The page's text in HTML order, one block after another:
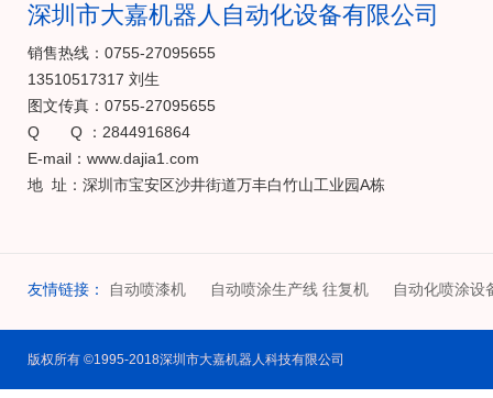
深圳市大嘉机器人自动化设备有限公司
销售热线：0755-27095655
13510517317 刘生
图文传真：0755-27095655
Q Q ：2844916864
E-mail：www.dajia1.com
地 址：深圳市宝安区沙井街道万丰白竹山工业园A栋
友情链接： 自动喷漆机 自动喷涂生产线 往复机 自动化喷涂设
版权所有 ©1995-2018深圳市大嘉机器人科技有限公司